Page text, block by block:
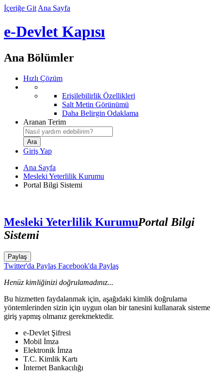
İçeriğe Git Ana Sayfa
e-Devlet Kapısı
Ana Bölümler
Hızlı Çözüm
Erişilebilirlik Özellikleri
Salt Metin Görünümü
Daha Belirgin Odaklama
Aranan Terim
Giriş Yap
Ana Sayfa
Mesleki Yeterlilik Kurumu
Portal Bilgi Sistemi
Mesleki Yeterlilik KurumuPortal Bilgi
Sistemi
Paylaş
Twitter'da Paylaş Facebook'da Paylaş
Henüz kimliğinizi doğrulamadınız...
Bu hizmetten faydalanmak için, aşağıdaki kimlik doğrulama
yöntemlerinden sizin için uygun olan bir tanesini kullanarak sisteme
giriş yapmış olmanız gerekmektedir.
e-Devlet Şifresi
Mobil İmza
Elektronik İmza
T.C. Kimlik Kartı
İnternet Bankacılığı